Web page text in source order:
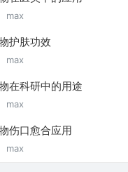
max
护肤功效
max
在科研中的用途
max
伤口愈合应用
max